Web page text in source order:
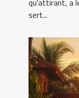
qu'attirant, a
sert...